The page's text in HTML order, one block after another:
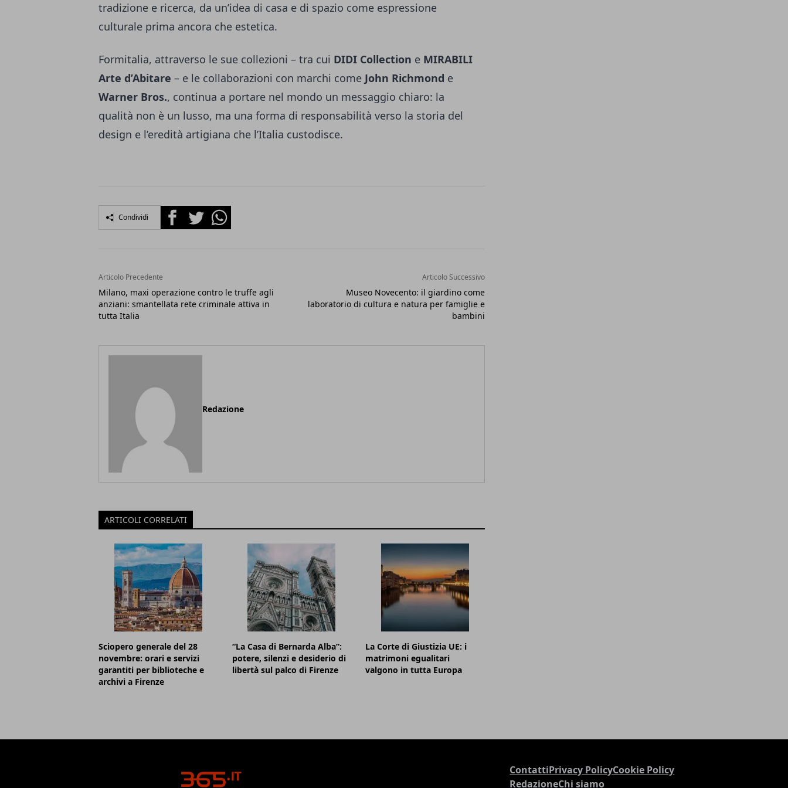
tradizione e ricerca, da un’idea di casa e di spazio come espressione
culturale prima ancora che estetica.
Formitalia, attraverso le sue collezioni – tra cui DIDI Collection e MIRABILI
Arte d’Abitare – e le collaborazioni con marchi come John Richmond e
Warner Bros., continua a portare nel mondo un messaggio chiaro: la
qualità non è un lusso, ma una forma di responsabilità verso la storia del
design e l’eredità artigiana che l’Italia custodisce.
Condividi FacebookTwitterWhatsapp
Articolo Precedente
Milano, maxi operazione contro le truffe agli
anziani: smantellata rete criminale attiva in
tutta Italia
Articolo Successivo
Museo Novecento: il giardino come
laboratorio di cultura e natura per famiglie e
bambini
Redazione
ARTICOLI CORRELATI
Sciopero generale del 28
novembre: orari e servizi
garantiti per biblioteche e
archivi a Firenze
“La Casa di Bernarda Alba”:
potere, silenzi e desiderio di
libertà sul palco di Firenze
La Corte di Giustizia UE: i
matrimoni egualitari
valgono in tutta Europa
ContattiPrivacy PolicyCookie Policy
RedazioneChi siamo